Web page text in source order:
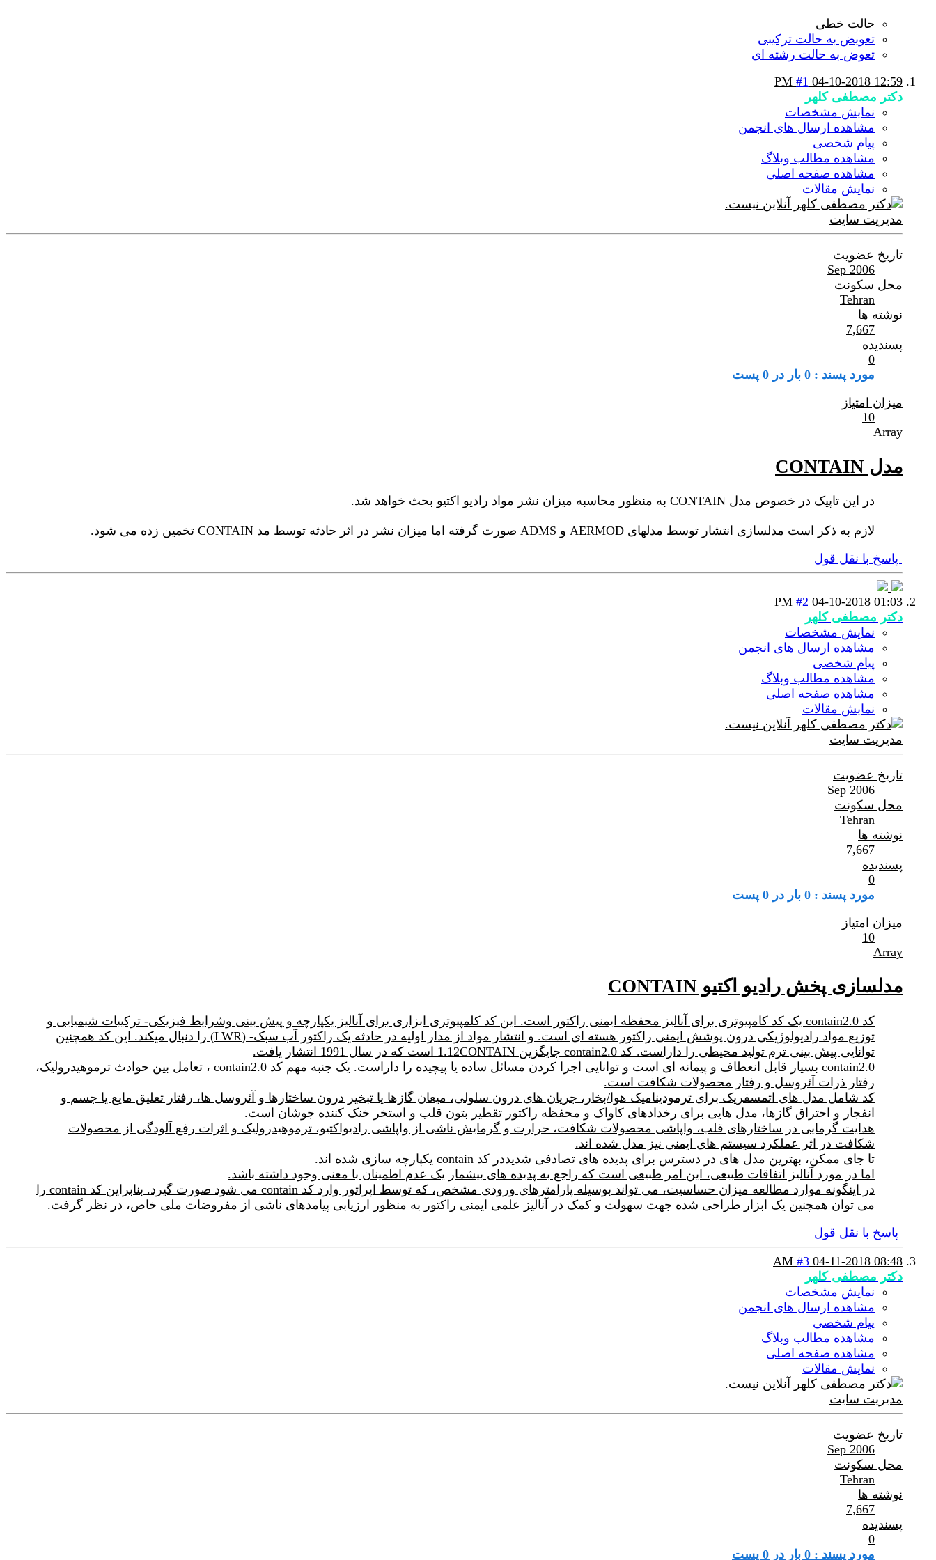
حالت خطی
تعویض به حالت ترکیبی
تعوض به حالت رشته ای
04-10-2018 12:59 PM
#1
دکتر مصطفی کلهر
نمایش مشخصات
مشاهده ارسال های انجمن
پیام شخصی
مشاهده مطالب وبلاگ
مشاهده صفحه اصلی
نمایش مقالات
مدیریت سایت
تاریخ عضویت
Sep 2006
محل سکونت
Tehran
نوشته ها
7,667
پسندیده
0
مورد پسند : 0 بار در 0 پست
میزان امتیاز
10
Array
مدل CONTAIN
در این تاپیک در خصوص مدل CONTAIN به منظور محاسبه میزان نشر مواد رادیو اکتیو بحث خواهد شد.
لازم به ذکر است مدلسازی انتشار توسط مدلهای AERMOD و ADMS صورت گرفته اما میزان نشر در اثر حادثه توسط مد CONTAIN تخمین زده می شود.
پاسخ با نقل قول
04-10-2018 01:03 PM
#2
دکتر مصطفی کلهر
نمایش مشخصات
مشاهده ارسال های انجمن
پیام شخصی
مشاهده مطالب وبلاگ
مشاهده صفحه اصلی
نمایش مقالات
مدیریت سایت
تاریخ عضویت
Sep 2006
محل سکونت
Tehran
نوشته ها
7,667
پسندیده
0
مورد پسند : 0 بار در 0 پست
میزان امتیاز
10
Array
مدلسازی پخش رادیو اکتیو CONTAIN
کد contain2.0 یک کد کامپیوتری برای آنالیز محفظه ایمنی راکتور است. این کد کلمپیوتری ابزاری برای آنالیز یکپارچه و پیش بینی وشرایط فیزیکی- ترکیبات شیمیایی و
توزیع مواد رادیولوژیکی درون پوشش ایمنی راکتور هسته ای است. و انتشار مواد از مدار اولیه در حادثه یک راکتور آب سبک- (LWR) را دنبال میکند. این کد همچنین
توانایی پیش بینی ترم تولید محیطی را داراست. کد contain2.0 جایگزین 1.12CONTAIN است که در سال 1991 انتشار یافت.
contain2.0 بسیار قابل انعطاف و پیمانه ای است و توانایی اجرا کردن مسائل ساده یا پیچیده را داراست. یک جنبه مهم کد contain2.0 ، تعامل بین حوادث ترموهیدرولیک،
رفتار ذرات آئروسل و رفتار محصولات شکافت است.
کد شامل مدل های اتمسفریک برای ترمودینامیک هوا/بخار، جریان های درون سلولی، میعان گازها یا تبخیر درون ساختارها و آئروسل ها، رفتار تعلیق مایع یا جسم و
انفجار و احتراق گازها، مدل هایی برای رخدادهای کاواک و محفظه راکتور تقطیر بتون قلب و استخر خنک کننده جوشان است.
هدایت گرمایی در ساختارهای قلب، واپاشی محصولات شکافت، حرارت و گرمایش ناشی از واپاشی رادیواکتیو، ترموهیدرولیک و اثرات رفع آلودگی از محصولات
شکافت در اثر عملکرد سیستم های ایمنی نیز مدل شده اند.
تا جای ممکن، بهترین مدل های در دسترس برای پدیده های تصادفی شدیددر کد contain یکپارچه سازی شده اند.
اما در مورد آنالیز اتفاقات طبیعی، این امر طبیعی است که راجع به پدیده های بیشمار یک عدم اطمینان با معنی وجود داشته باشد.
در اینگونه موارد مطالعه میزان حساسیت، می تواند بوسیله پارامترهای ورودی مشخص، که توسط اپراتور وارد کد contain می شود صورت گیرد. بنابراین کد contain را
می توان همچنین یک ابزار طراحی شده جهت سهولت و کمک در آنالیز علمی ایمنی راکتور به منظور ارزیابی پیامدهای ناشی از مفروضات ملی خاص، در نظر گرفت.
پاسخ با نقل قول
04-11-2018 08:48 AM
#3
دکتر مصطفی کلهر
نمایش مشخصات
مشاهده ارسال های انجمن
پیام شخصی
مشاهده مطالب وبلاگ
مشاهده صفحه اصلی
نمایش مقالات
مدیریت سایت
تاریخ عضویت
Sep 2006
محل سکونت
Tehran
نوشته ها
7,667
پسندیده
0
مورد پسند : 0 بار در 0 پست